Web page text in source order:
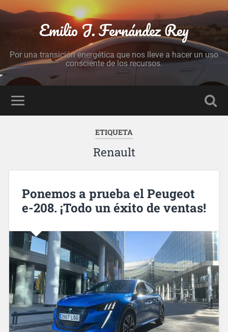
Emilio J. Fernández Rey
Por una transición energética que nos lleve a hacer un uso
consciente de los recursos.
ETIQUETA
Renault
Ponemos a prueba el Peugeot
e-208. ¡Todo un éxito de ventas!